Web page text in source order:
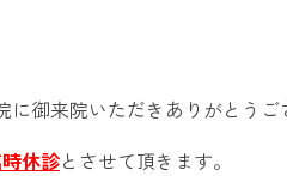
に御来院いただきありがとうご
休診とさせて頂きます。